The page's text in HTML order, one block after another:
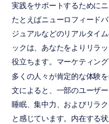
実践をサポートするために
たとえばニューロフィード
ジュアルなどのリアルタイ
ックは、あなたをよりリラ
役立ちます。マーケティン
多くの人々が肯定的な体験を
文によると、一部のユーザ
睡眠、集中力、およびリラ
と感じています。内在する